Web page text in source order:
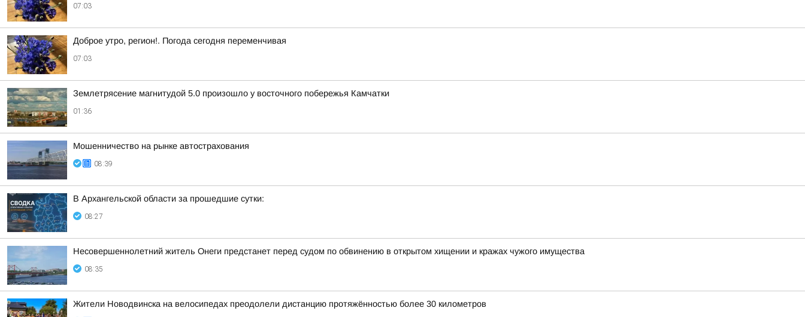
07:03
Доброе утро, регион!. Погода сегодня переменчивая
07:03
Землетрясение магнитудой 5.0 произошло у восточного побережья Камчатки
01:36
Мошенничество на рынке автострахования
08:39
В Архангельской области за прошедшие сутки:
08:27
Несовершеннолетний житель Онеги предстанет перед судом по обвинению в открытом хищении и кражах чужого имущества
08:35
Жители Новодвинска на велосипедах преодолели дистанцию протяжённостью более 30 километров